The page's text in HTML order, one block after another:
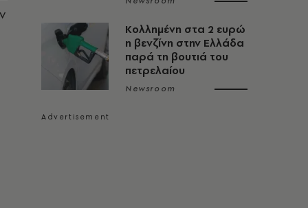
Κολλημένη στα 2 ευρώ
η βενζίνη στην Ελλάδα
παρά τη βουτιά του
πετρελαίου
Newsroom